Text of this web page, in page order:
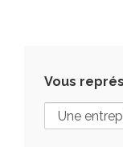
Vous